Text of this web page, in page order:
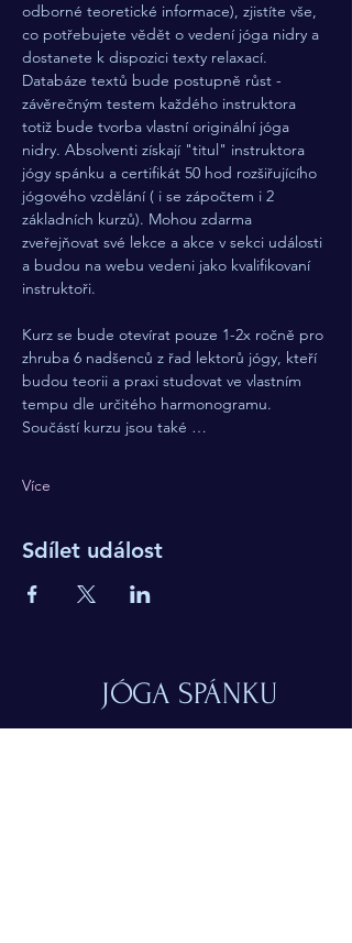
odborné teoretické informace), zjistíte vše,
co potřebujete vědět o vedení jóga nidry a
dostanete k dispozici texty relaxací.
Databáze textů bude postupně růst -
závěrečným testem každého instruktora
totiž bude tvorba vlastní originální jóga
nidry. Absolventi získají "titul" instruktora
jógy spánku a certifikát 50 hod rozšiřujícího
jógového vzdělání ( i se zápočtem i 2
základních kurzů). Mohou zdarma
zveřejňovat své lekce a akce v sekci události
a budou na webu vedeni jako kvalifikovaní
instruktoři.
Kurz se bude otevírat pouze 1-2x ročně pro
zhruba 6 nadšenců z řad lektorů jógy, kteří
budou teorii a praxi studovat ve vlastním
tempu dle určitého harmonogramu.
Součástí kurzu jsou také …
Více
Sdílet událost
JÓGA SPÁNKU